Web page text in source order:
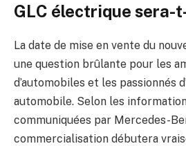
GLC électrique sera-
La date de mise en vente du
une question brûlante pour les
d’automobiles et les passionnés
automobile. Selon les
communiquées par Mercedes-
commercialisation débutera